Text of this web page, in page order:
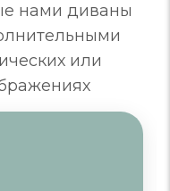
нами диваны
или